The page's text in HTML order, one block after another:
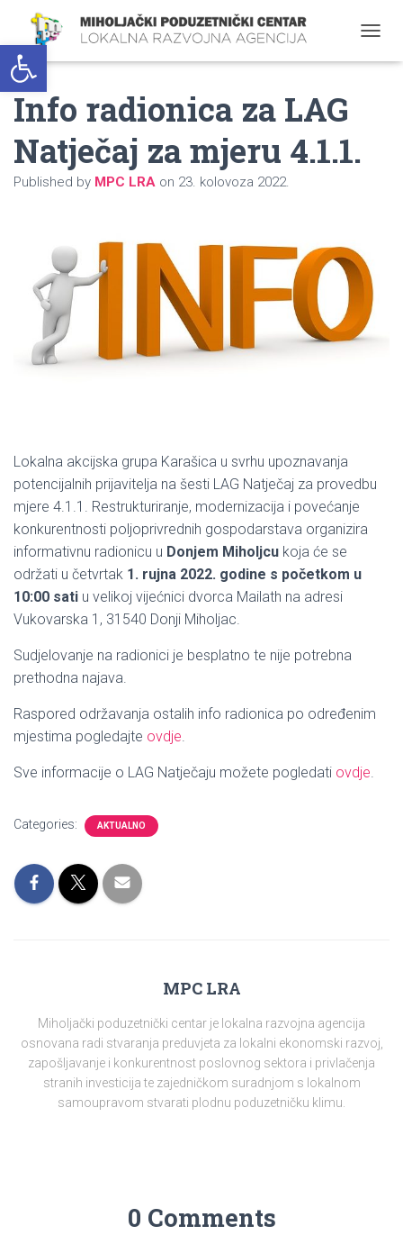
Open toolbar
O
O
N
Info radionica za LAG
Natječaj za mjeru 4.1.1.
Published by MPC LRA on 23. kolovoza 2022.
Lokalna akcijska grupa Karašica u svrhu upoznavanja
potencijalnih prijavitelja na šesti LAG Natječaj za provedbu
mjere 4.1.1. Restrukturiranje, modernizacija i povećanje
konkurentnosti poljoprivrednih gospodarstava organizira
informativnu radionicu u Donjem Miholjcu koja će se
održati u četvrtak 1. rujna 2022. godine s početkom u
10:00 sati u velikoj vijećnici dvorca Mailath na adresi
Vukovarska 1, 31540 Donji Miholjac.
Sudjelovanje na radionici je besplatno te nije potrebna
prethodna najava.
Raspored održavanja ostalih info radionica po određenim
mjestima pogledajte ovdje.
Sve informacije o LAG Natječaju možete pogledati ovdje.
Categories: AKTUALNO
MPC LRA
Miholjački poduzetnički centar je lokalna razvojna agencija
osnovana radi stvaranja preduvjeta za lokalni ekonomski razvoj,
zapošljavanje i konkurentnost poslovnog sektora i privlačenja
stranih investicija te zajedničkom suradnjom s lokalnom
samoupravom stvarati plodnu poduzetničku klimu.
0 Comments